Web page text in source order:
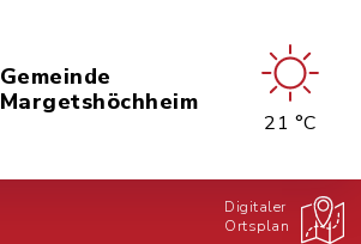
Gemeinde
Margetshöchheim
21 °C
Digitaler
Ortsplan